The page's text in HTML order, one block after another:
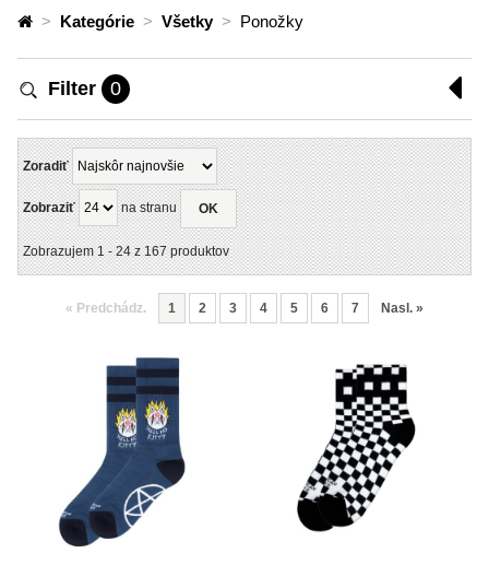
> Kategórie > Všetky > Ponožky
Filter 0
Zoradiť
Zobraziť na stranu OK
Zobrazujem1-24z167produktov
« Predchádz. 1 2 3 4 5 6 7 Nasl. »